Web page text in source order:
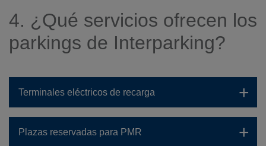
4. ¿Qué servicios ofrecen los
parkings de Interparking?
Terminales eléctricos de recarga
Plazas reservadas para PMR